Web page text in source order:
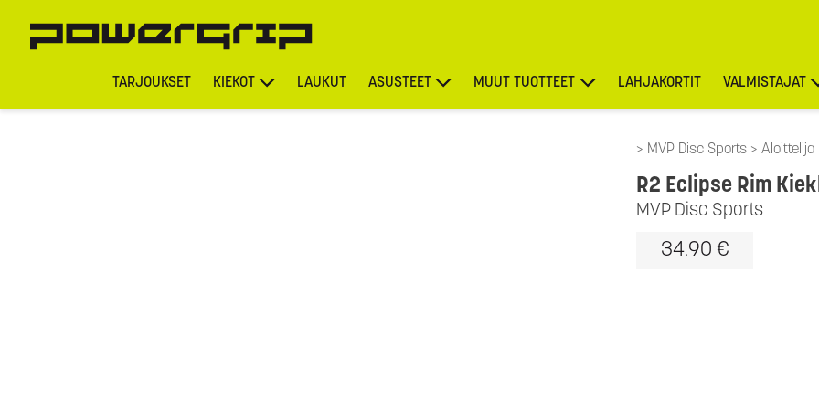
TARJOUKSET KIEKOT LAUKUT ASUSTEET MUUT TUOTTEET LAHJAKORTIT VALMISTAJAT
MVP Disc Sports
MVP Disc Sports
R2 Eclipse Rim
34.90 €